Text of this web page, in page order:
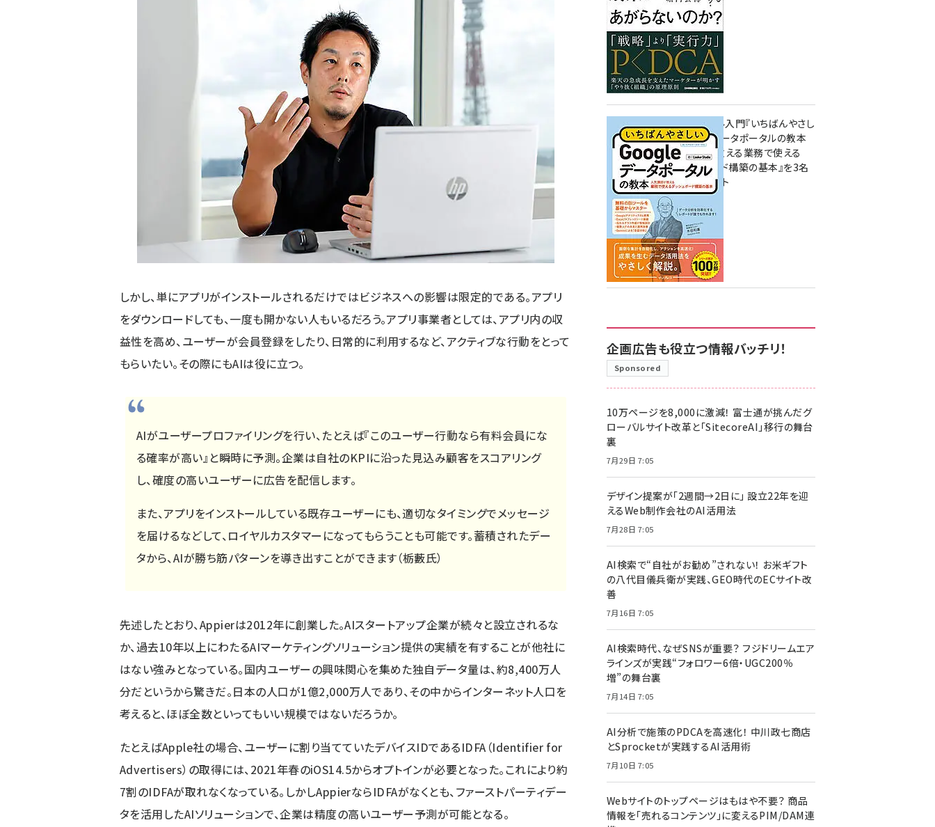
しかし、単にアプリがインストールされるだけではビジネスへの影響は限定的である。アプリ
をダウンロードしても、一度も開かない人もいるだろう。アプリ事業者としては、アプリ内の収
益性を高め、ユーザーが会員登録をしたり、日常的に利用するなど、アクティブな行動をとって
もらいたい。その際にもAIは役に立つ。
AIがユーザープロファイリングを行い、たとえば『このユーザー行動なら有料会員にな
る確率が高い』と瞬時に予測。企業は自社のKPIに沿った見込み顧客をスコアリング
し、確度の高いユーザーに広告を配信します。
また、アプリをインストールしている既存ユーザーにも、適切なタイミングでメッセージ
を届けるなどして、ロイヤルカスタマーになってもらうことも可能です。蓄積されたデー
タから、AIが勝ち筋パターンを導き出すことができます（栃藪氏）
先述したとおり、Appierは2012年に創業した。AIスタートアップ企業が続々と設立されるな
か、過去10年以上にわたるAIマーケティングソリューション提供の実績を有することが他社に
はない強みとなっている。国内ユーザーの興味関心を集めた独自データ量は、約8,400万人
分だというから驚きだ。日本の人口が1億2,000万人であり、その中からインターネット人口を
考えると、ほぼ全数といってもいい規模ではないだろうか。
たとえばApple社の場合、ユーザーに割り当てていたデバイスIDであるIDFA（Identifier for
Advertisers）の取得には、2021年春のiOS14.5からオプトインが必要となった。これにより約
7割のIDFAが取れなくなっている。しかしAppierならIDFAがなくとも、ファーストパーティデー
タを活用したAIソリューションで、企業は精度の高いユーザー予測が可能となる。
8月7日 10:00
無料BIツール入門『いちばんやさし
いGoogleデータポータルの教本
人気講師が教える業務で使える
ダッシュボード構築の基本』を3名
様にプレゼント
7月31日 10:00
企画広告も役立つ情報バッチリ！
Sponsored
10万ページを8,000に激減！ 富士通が挑んだグ
ローバルサイト改革と「SitecoreAI」移行の舞台
裏
7月29日 7:05
デザイン提案が「2週間→2日に」 設立22年を迎
えるWeb制作会社のAI活用法
7月28日 7:05
AI検索で“自社がお勧め”されない！ お米ギフト
の八代目儀兵衛が実践、GEO時代のECサイト改
善
7月16日 7:05
AI検索時代、なぜSNSが重要？ フジドリームエア
ラインズが実践“フォロワー6倍・UGC200％
増”の舞台裏
7月14日 7:05
AI分析で施策のPDCAを高速化！ 中川政七商店
とSprocketが実践するAI活用術
7月10日 7:05
Webサイトのトップページはもはや不要？ 商品
情報を「売れるコンテンツ」に変えるPIM/DAM連